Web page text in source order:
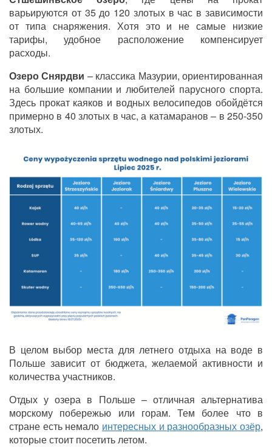
варьируются от 35 до 120 злотых в час в зависимости
от типа снаряжения. Хотя это и не самые низкие
тарифы, удобное расположение компенсирует
расходы.
Озеро Снярдви – классика Мазурии, ориентированная
на большие компании и любителей парусного спорта.
Здесь прокат каяков и водных велосипедов обойдётся
примерно в 40 злотых в час, а катамаранов– в 250-350
злотых.
В целом выбор места для летнего отдыха на воде в
Польше зависит от бюджета, желаемой активности и
количества участников.
Отдых у озера в Польше – отличная альтернатива
морскому побережью или горам. Тем более что в
стране есть немало интересных и разнообразных озёр,
которые стоит посетить летом.